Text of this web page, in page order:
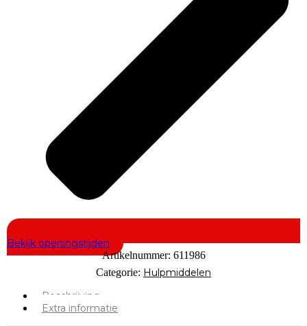
Bekijk openingstijden
Artikelnummer: 611986
Categorie: Hulpmiddelen
Beschrijving
Extra informatie